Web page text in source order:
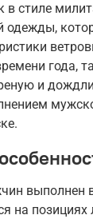
в стиле
одежды,
года,
и
выполнен
на позициях